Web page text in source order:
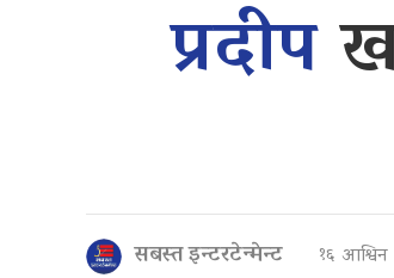
प्रदीप
सबस्त इन्टरटेन्मेन्ट १६